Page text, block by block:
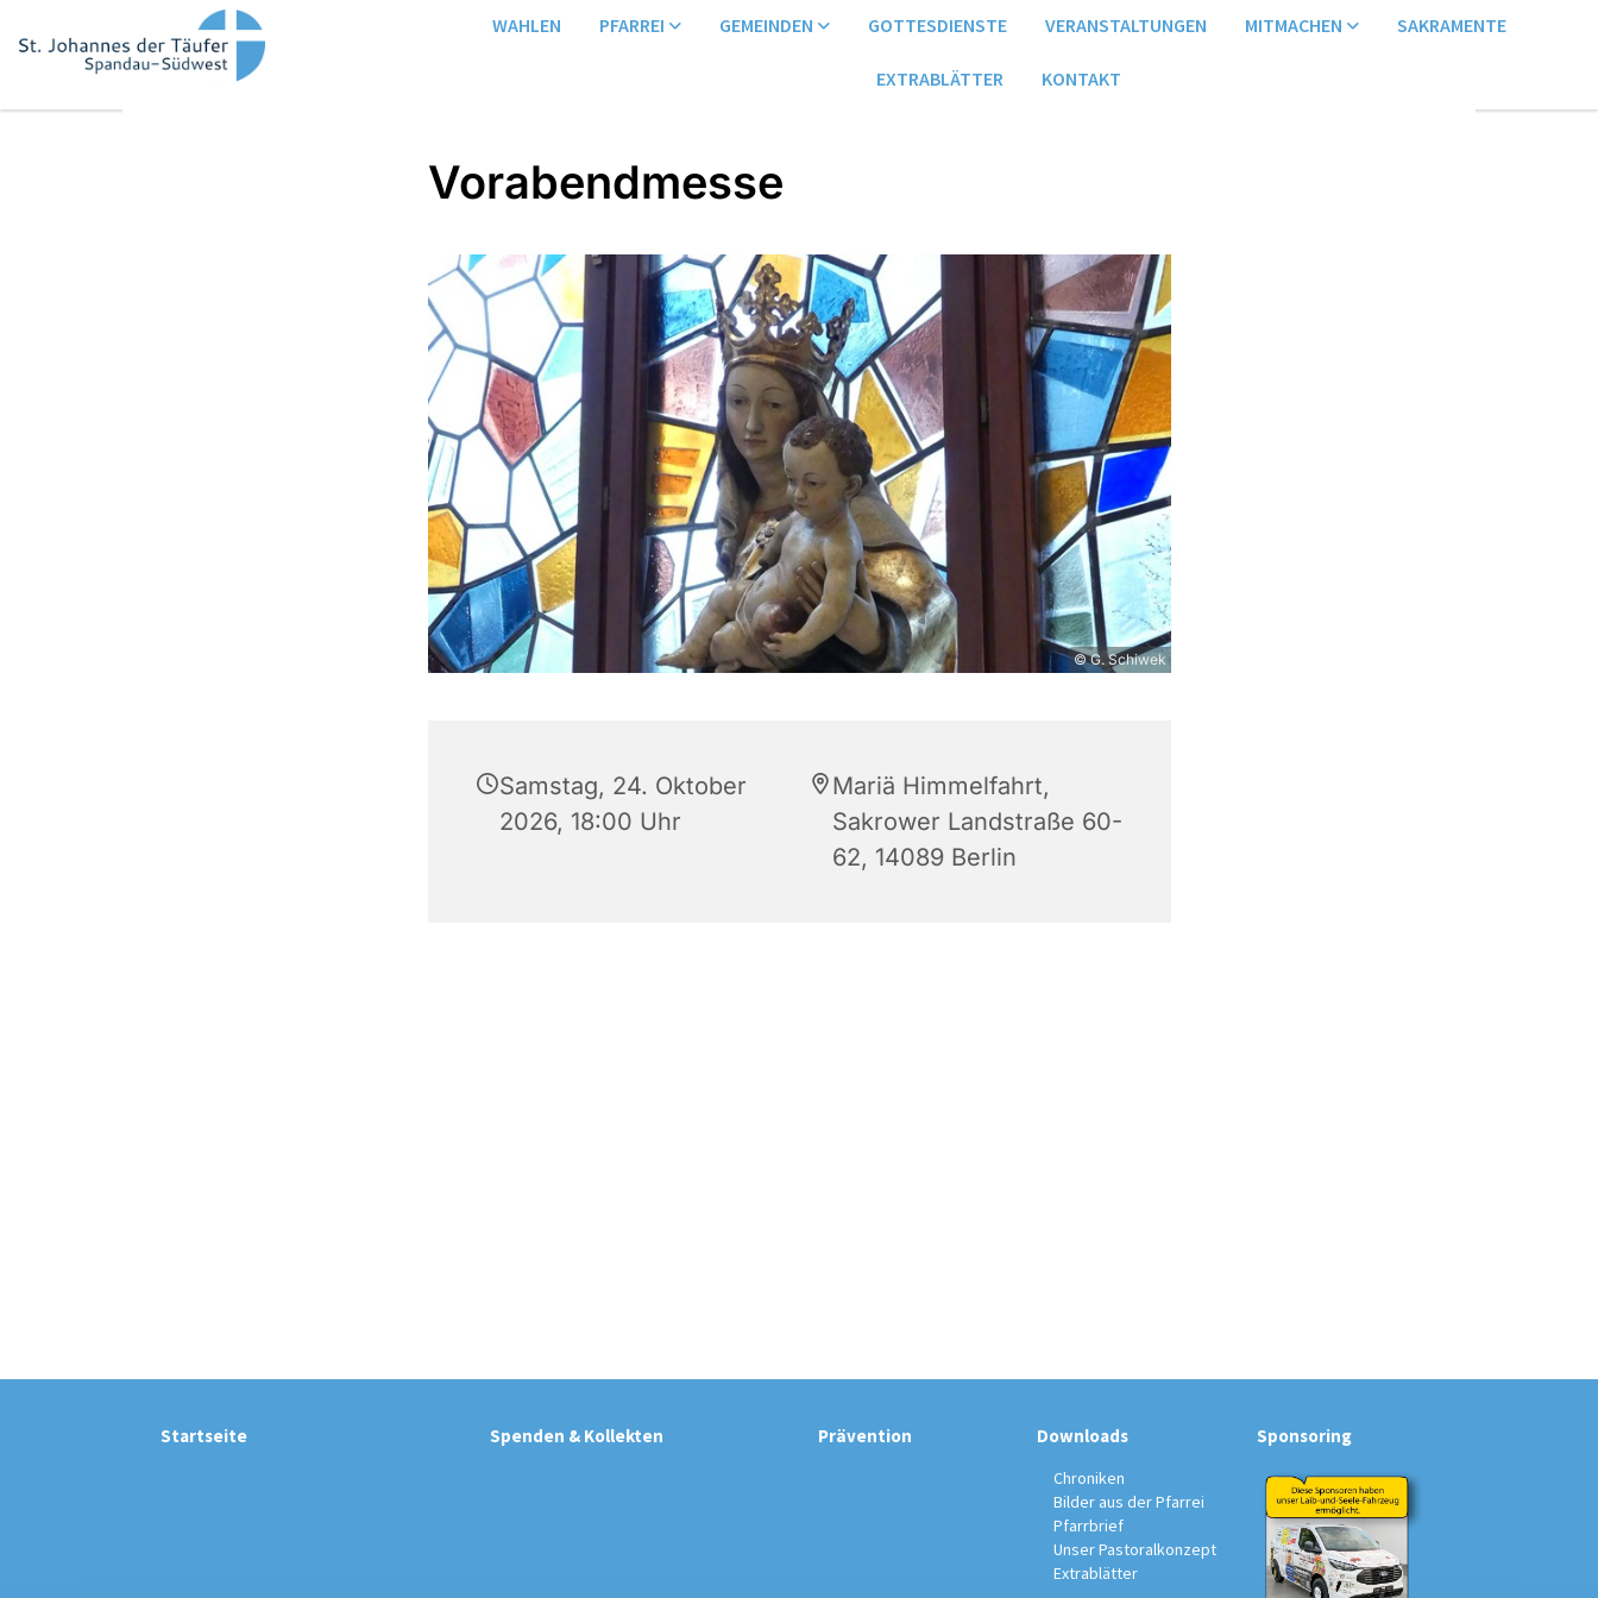
WAHLEN PFARREI GEMEINDEN GOTTESDIENSTE VERANSTALTUNGEN MITMACHEN SAKRAMENTE
EXTRABLÄTTER KONTAKT
Vorabendmesse
© G. Schiwek
Samstag, 24. Oktober
2026, 18:00 Uhr
Mariä Himmelfahrt,
Sakrower Landstraße 60-
62, 14089 Berlin
Startseite Spenden & Kollekten Prävention Downloads
Chroniken
Bilder aus der Pfarrei
Pfarrbrief
Unser Pastoralkonzept
Extrablätter
Sponsoring